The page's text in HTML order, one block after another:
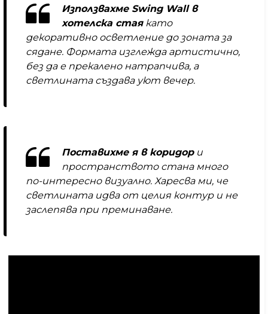
Използвахме Swing Wall в
хотелска стаякато
декоративно осветление до зоната за
сядане. Формата изглежда артистично,
без да е прекалено натрапчива, а
светлината създава уют вечер.
Поставихме я в коридори
пространството стана много
по-интересно визуално. Харесва ми, че
светлината идва от целия контур и не
заслепява при преминаване.